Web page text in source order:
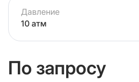
Давление
10 атм
По запросу